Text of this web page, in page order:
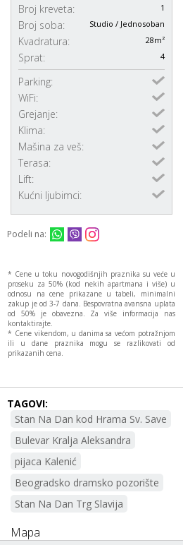
Broj kreveta: 1
Broj soba: Studio / Jednosoban
Kvadratura: 28m²
Sprat: 4
Parking:
WiFi:
Grejanje:
Klima:
Mašina za veš:
Terasa:
Lift:
Kućni ljubimci:
Podeli na:
* Cene u toku novogodišnjih praznika su veće u
proseku za 50% (kod nekih apartmana i više) u
odnosu na cene prikazane u tabeli, minimalni
zakup je od 3-7 dana. Bespovratna avansna uplata
od 50% je obavezna. Za više informacija nas
kontaktirajte.
* Cene vikendom, u danima sa većom potražnjom
ili u dane praznika mogu se razlikovati od
prikazanih cena.
TAGOVI:
Stan Na Dan kod Hrama Sv. Save
Bulevar Kralja Aleksandra
pijaca Kalenić
Beogradsko dramsko pozorište
Stan Na Dan Trg Slavija
Mapa